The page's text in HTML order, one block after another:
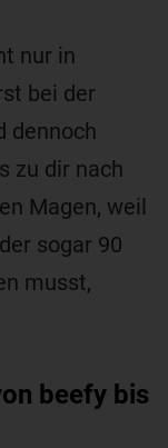
nur in
bei der
dennoch
zu dir nach
Magen, weil
sogar 90
musst,
beefy bis